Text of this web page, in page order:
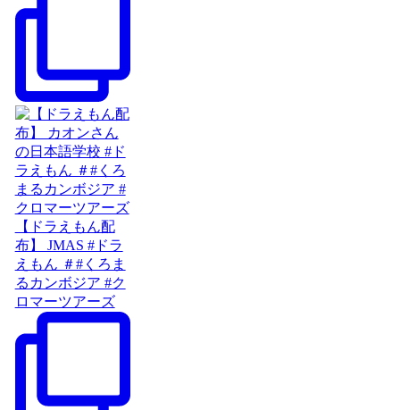
【ドラえもん配
布】 JMAS #ドラ
えもん ＃#くろま
るカンボジア #ク
ロマーツアーズ